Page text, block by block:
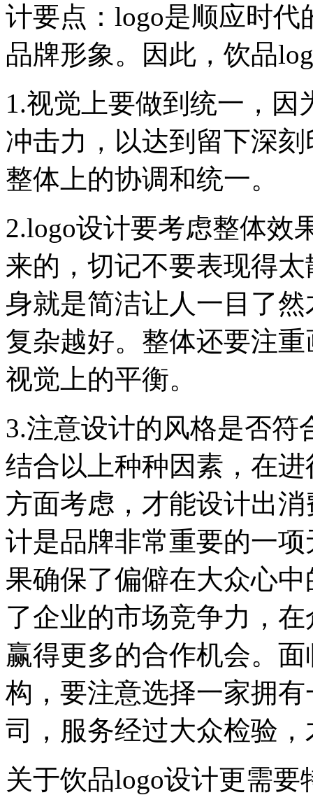
计要点：logo是顺应时
品牌形象。因此，饮品
1.视觉上要做到统一，因
冲击力，以达到留下深
整体上的协调和统一。
2.logo设计要考虑整体效
来的，切记不要表现得
身就是简洁让人一目了
复杂越好。整体还要注
视觉上的平衡。
3.注意设计的风格是否
结合以上种种因素，在
方面考虑，才能设计出
计是品牌非常重要的一
果确保了偏僻在大众心
了企业的市场竞争力，
赢得更多的合作机会。
构，要注意选择一家拥
司，服务经过大众检验
关于饮品logo设计更需